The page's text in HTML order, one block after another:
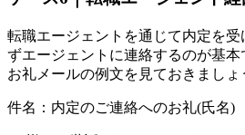
転職エージェントを通じて内定を受
ずエージェントに連絡するのが基
お礼メールの例文を見ておきましょ
件名：内定のご連絡へのお礼(氏名)